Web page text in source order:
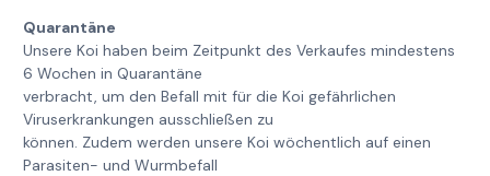
Quarantäne
Unsere Koi haben beim Zeitpunkt des Verkaufes mindestens
6 Wochen in Quarantäne
verbracht, um den Befall mit für die Koi gefährlichen
Viruserkrankungen ausschließen zu
können. Zudem werden unsere Koi wöchentlich auf einen
Parasiten- und Wurmbefall